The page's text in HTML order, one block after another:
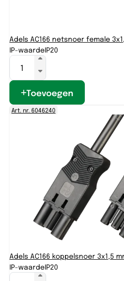
Adels AC166 netsnoer female
IP-waardeIP20
Toevoegen
Art. nr. 6046240
Adels AC166 koppelsnoer 3x1,5
IP-waardeIP20